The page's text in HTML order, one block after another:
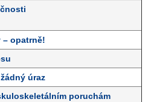
– opatrně!
úraz
poruchám